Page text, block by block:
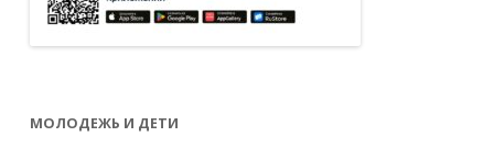
МОЛОДЕЖЬ И ДЕТИ